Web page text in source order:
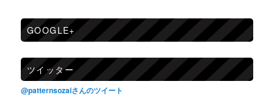
GOOGLE+
ツイッター
@patternsozaiさんのツイート